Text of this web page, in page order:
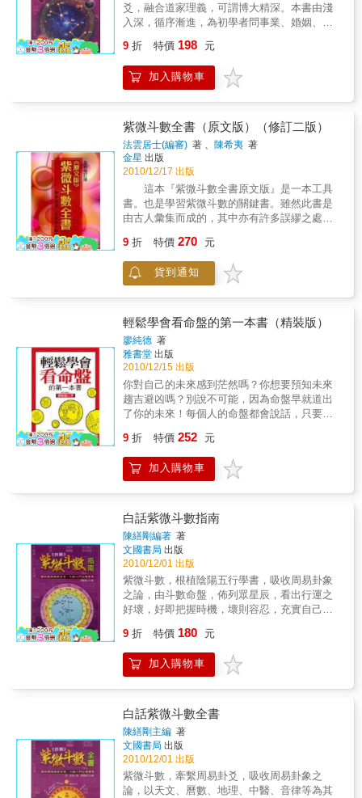
爻，融合道家理義，可謂博大精深。本書由淺
入深，循序漸進，為初學者問事業、婚姻、個
9 折 特價 198 元
加入購物車
紫微斗數全書（原文版）（修訂二版）
法雲居士(編審) 著 、陳希夷 著
金星 出版
2010/12/17 出版
這本『紫微斗數全書原文版』是一本工具
書。也是學習紫微斗數的關鍵書。雖然此書是
由古人彙集而成的，其中亦有許多誤繆之處，
書。現今由法雲居士重新整理，斷句、訂正部
份錯誤解釋，將之重印再出版。提供給紫微命
理愛好者多一份詳實及可查閱的實用性。
9 折 特價 270 元
貨到通知
輕鬆學會看命盤的第一本書（精裝版）
廖純德 著
雅書堂 出版
2010/12/15 出版
你對自己的未來感到茫然嗎？你想要預知未來
趨吉避凶嗎？別說不可能，因為命盤早就道出
了你的未來！每個人的命盤都會說話，只要你
你的手中！你認為紫微斗數是深奧難懂的大學
問嗎？但本書用最淺顯易懂、細細分類的方
式，讓你不僅可以預知自己的高潮和低潮，甚
更開闊的生命大道！
9 折 特價 252 元
加入購物車
白話紫微斗數指南
陳繕剛編著 著
文國書局 出版
2010/12/01 出版
紫微斗數，根植陰陽五行學書，吸收周易卦象
之論，由斗數命盤，佈列眾星辰，看出行運之
好壞，好即把握時機，壞則容忍，充實自己。
9 折 特價 180 元
加入購物車
白話紫微斗數全書
陳繕剛主編 著
文國書局 出版
2010/12/01 出版
紫微斗數，牽繫周易卦爻，吸收周易卦象之
論，以天文、曆數、地理、中醫、音律等為其